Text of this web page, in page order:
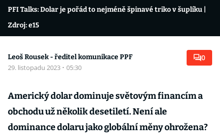
PFI Talks: Dolar je pořád to nejméně špinavé triko v šuplíku
Zdroj: e15
Leoš Rousek - ředitel komunikace PPF
29. listopadu 2023 · 05:30
0
Americký dolar dominuje světovým financím a
obchodu už několik desetiletí. Není ale
dominance dolaru jako globální měny ohrožena?